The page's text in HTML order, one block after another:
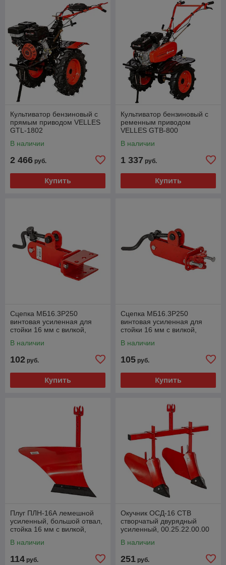
Культиватор бензиновый с
прямым приводом VELLES
GTL-1802
В наличии
2 466 руб.
Купить
Культиватор бензиновый с
ременным приводом
VELLES GTB-800
В наличии
1 337 руб.
Купить
Сцепка МБ16.3Р250
винтовая усиленная для
стойки 16 мм с вилкой,
В наличии
102 руб.
Купить
Сцепка МБ16.3Р250
винтовая усиленная для
стойки 16 мм с вилкой,
В наличии
105 руб.
Купить
Плуг ПЛН-16А лемешной
усиленный, большой отвал,
стойка 16 мм с вилкой,
В наличии
114 руб.
Окучник ОСД-16 СТВ
створчатый двурядный
усиленный, 00.25.22.00.00
В наличии
251 руб.